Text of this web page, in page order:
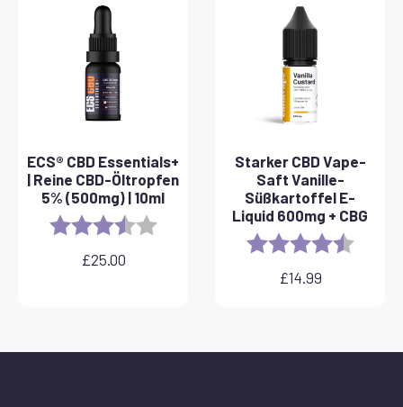
ECS® CBD Essentials+
| Reine CBD-Öltropfen
5% (500mg) | 10ml
Rating: 3.8 out of 5 stars
£25.00
Starker CBD Vape-
Saft Vanille-
Süßkartoffel E-
Liquid 600mg + CBG
Rating: 4.6 out
£14.99